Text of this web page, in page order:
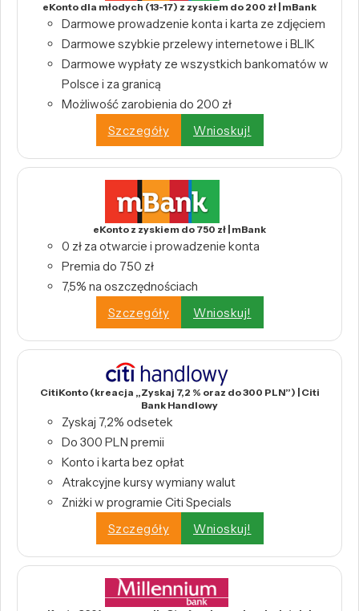
eKonto dla młodych (13-17) z zyskiem do 200 zł | mBank
Darmowe prowadzenie konta i karta ze zdjęciem
Darmowe szybkie przelewy internetowe i BLIK
Darmowe wypłaty ze wszystkich bankomatów w
Polsce i za granicą
Możliwość zarobienia do 200 zł
Szczegóły
Wnioskuj!
eKonto z zyskiem do 750 zł | mBank
0 zł za otwarcie i prowadzenie konta
Premia do 750 zł
7,5% na oszczędnościach
Szczegóły
Wnioskuj!
CitiKonto (kreacja „Zyskaj 7,2 % oraz do 300 PLN”) | Citi
Bank Handlowy
Zyskaj 7,2% odsetek
Do 300 PLN premii
Konto i karta bez opłat
Atrakcyjne kursy wymiany walut
Zniżki w programie Citi Specials
Szczegóły
Wnioskuj!